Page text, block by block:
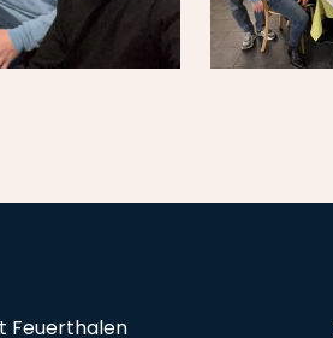
Feuerthalen